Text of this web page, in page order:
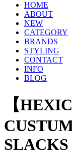
HOME
ABOUT
NEW
CATEGORY
BRANDS
STYLING
CONTACT
INFO
BLOG
【